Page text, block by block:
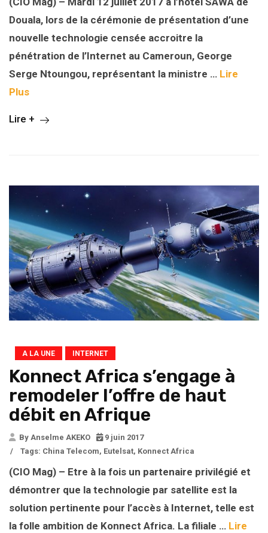
Douala, lors de la cérémonie de présentation d’une
nouvelle technologie censée accroitre la
pénétration de l’Internet au Cameroun, George
Serge Ntoungou, représentant la ministre … Lire
Plus
Lire +
A LA UNE INTERNET
Konnect Africa s’engage à
remodeler l’offre de haut
débit en Afrique
By Anselme AKEKO
9 juin 2017
/
Tags: China Telecom, Eutelsat, Konnect Africa
(CIO Mag) – Etre à la fois un partenaire privilégié et
démontrer que la technologie par satellite est la
solution pertinente pour l’accès à Internet, telle est
la folle ambition de Konnect Africa. La filiale … Lire